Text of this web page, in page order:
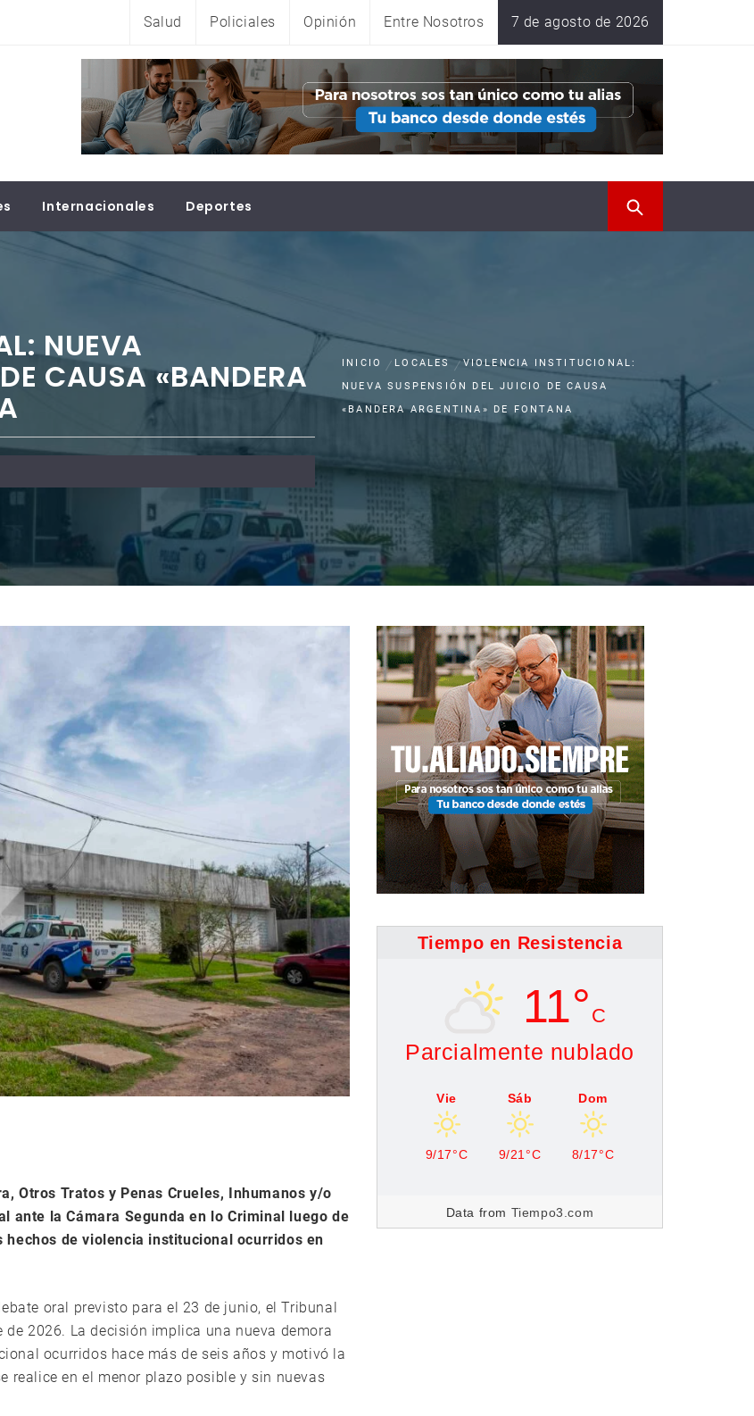
Salud Policiales Opinión Entre Nosotros 7 de agosto de 2026
Internacionales Deportes
NUEVA
CAUSA «BANDERA INICIO LOCALES
VIOLENCIA INSTITUCIONAL:
NUEVA SUSPENSIÓN DEL JUICIO DE CAUSA
«BANDERA ARGENTINA» DE FONTANA
Otros Tratos y Penas Crueles, Inhumanos y/o
ante la Cámara Segunda en lo Criminal luego de
de violencia institucional ocurridos en
oral previsto para el 23 de junio, el Tribunal
2026. La decisión implica una nueva demora
ocurridos hace más de seis años y motivó la
realice en el menor plazo posible y sin nuevas
Tiempo en Resistencia
11° C
Parcialmente nublado
Vie
9/17°C
Sáb
9/21°C
Dom
8/17°C
Data from Tiempo3.com